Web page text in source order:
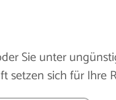
Sie unter
setzen sich für Ihre